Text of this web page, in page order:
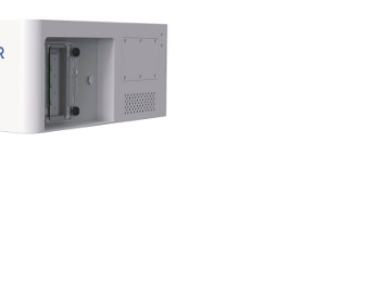
Akcesoria do pomp ciepła